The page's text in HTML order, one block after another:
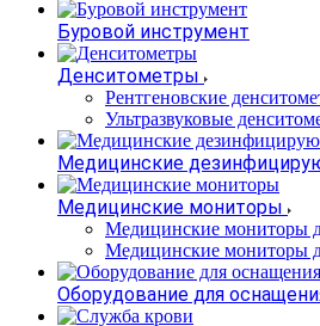
Буровой инструмент
Денситометры
Рентгеновские
Ультразвуковые
Медицинские
Медицинские мониторы
Медицинские мониторы
Медицинские мониторы
Оборудование для